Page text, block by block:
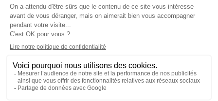
COMATEC PACKAGING
Boulevard François-Xavier Fafeur
11000 Carcassonne, FRANCE
MENTIONS LÉGALES
POLITIQUE DE CONFIDENTIALITÉ
POLITIQUE EN MATIÈRE DE COOKIES
CGV